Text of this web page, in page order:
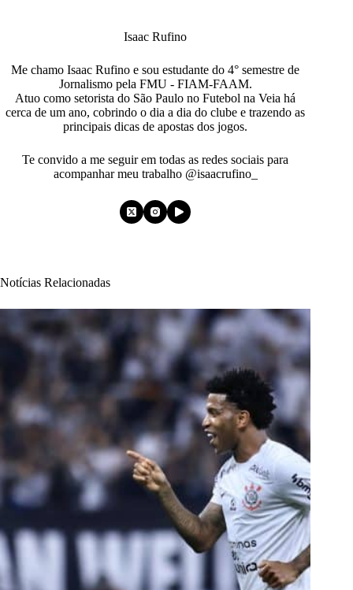
Isaac Rufino
Me chamo Isaac Rufino e sou estudante do 4° semestre de
Jornalismo pela FMU - FIAM-FAAM.
Atuo como setorista do São Paulo no Futebol na Veia há
cerca de um ano, cobrindo o dia a dia do clube e trazendo as
principais dicas de apostas dos jogos.
Te convido a me seguir em todas as redes sociais para
acompanhar meu trabalho @isaacrufino_
Notícias Relacionadas